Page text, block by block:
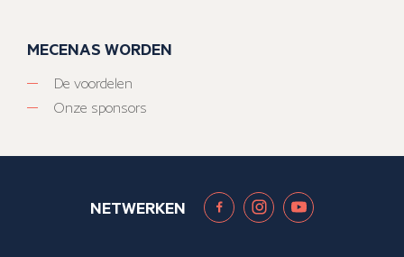
MECENAS WORDEN
De voordelen
Onze sponsors
NETWERKEN